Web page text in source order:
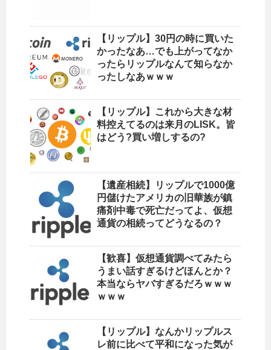
【リップル】30円の時に買いた
かったなあ…でも上がってなか
ったらリップルなんて知らなか
ったしなあｗｗｗ
【リップル】これから大きな材
料控えてるのは来月のLISK。皆
はどう?買い増しするの?
【遺産相続】リップルで1000億
円儲けたアメリカの旧華族が鎮
痛剤中毒で死亡だってよ、仮想
通貨の相続ってどうなるの？
【歓喜】仮想通貨調べてみたら
うまい話すぎるけどほんとか？
本当ならヤバすぎるだろｗｗｗ
ｗｗｗ
【リップル】なんかリップルス
レ前に比べて平和になった気が